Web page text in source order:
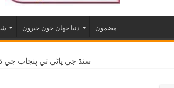
دنيا جهان جون خبرون مضمون
سنڌ جي پاڻي تي پنجاب جي